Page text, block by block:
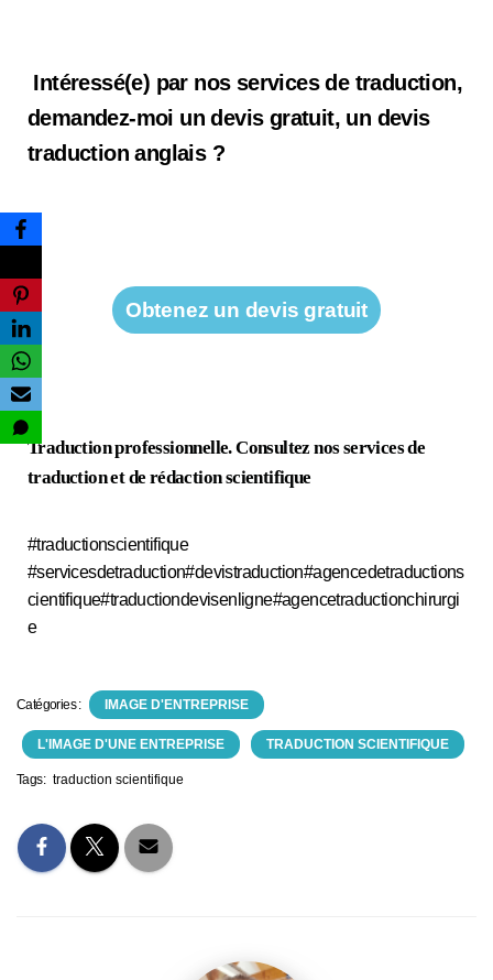
Intéressé(e) par nos services de traduction,
demandez-moi un devis gratuit, un devis
traduction anglais ?
Obtenez un devis gratuit
Traduction professionnelle. Consultez nos services de
traduction et de rédaction scientifique
#traductionscientifique
#servicesdetraduction#devistraduction#agencedetraductions
cientifique#traductiondevisenligne#agencetraductionchirurgi
e
Catégories : IMAGE D'ENTREPRISE
L'IMAGE D'UNE ENTREPRISE TRADUCTION SCIENTIFIQUE
Tags: traduction scientifique